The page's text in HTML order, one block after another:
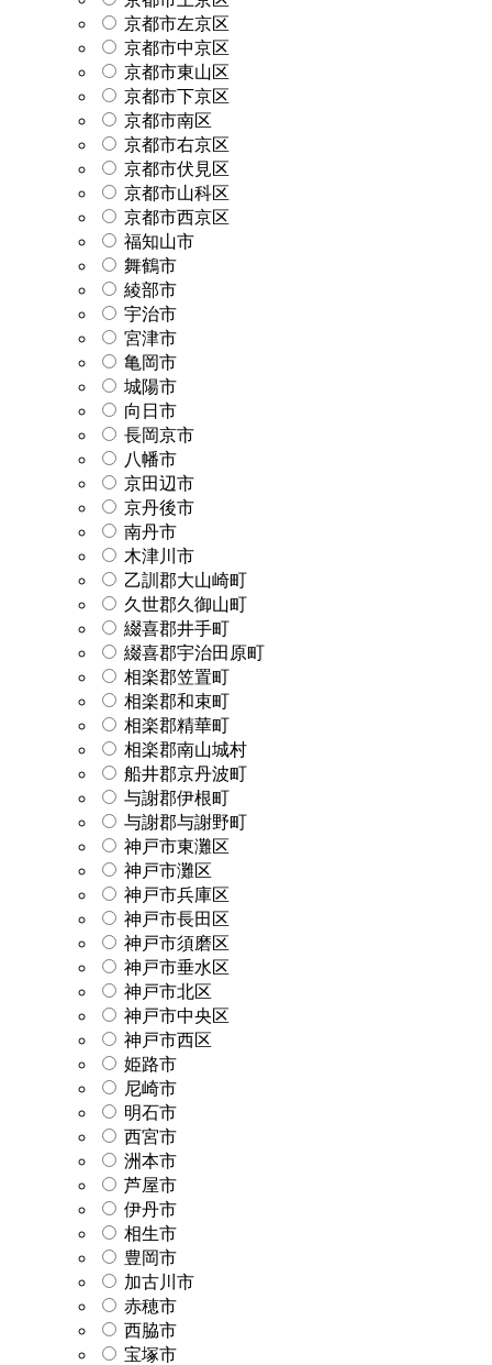
京都市左京区
京都市中京区
京都市東山区
京都市下京区
京都市南区
京都市右京区
京都市伏見区
京都市山科区
京都市西京区
福知山市
舞鶴市
綾部市
宇治市
宮津市
亀岡市
城陽市
向日市
長岡京市
八幡市
京田辺市
京丹後市
南丹市
木津川市
乙訓郡大山崎町
久世郡久御山町
綴喜郡井手町
綴喜郡宇治田原町
相楽郡笠置町
相楽郡和束町
相楽郡精華町
相楽郡南山城村
船井郡京丹波町
与謝郡伊根町
与謝郡与謝野町
神戸市東灘区
神戸市灘区
神戸市兵庫区
神戸市長田区
神戸市須磨区
神戸市垂水区
神戸市北区
神戸市中央区
神戸市西区
姫路市
尼崎市
明石市
西宮市
洲本市
芦屋市
伊丹市
相生市
豊岡市
加古川市
赤穂市
西脇市
宝塚市